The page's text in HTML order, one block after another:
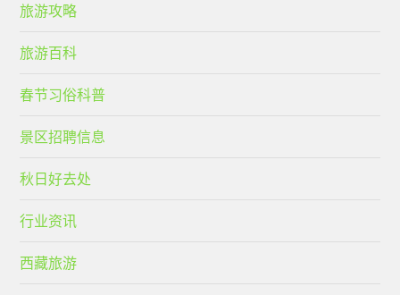
旅游攻略
旅游百科
春节习俗科普
景区招聘信息
秋日好去处
行业资讯
西藏旅游